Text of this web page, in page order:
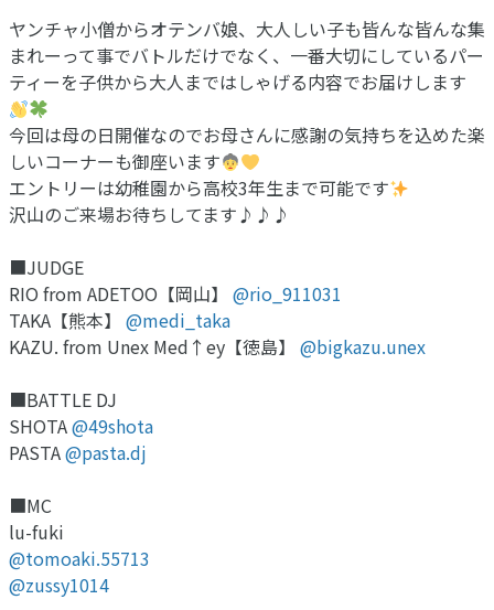
ヤンチャ小僧からオテンバ娘、大人しい子も皆んな皆んな集
まれーって事でバトルだけでなく、一番大切にしているパー
ティーを子供から大人まではしゃげる内容でお届けします
今回は母の日開催なのでお母さんに感謝の気持ちを込めた楽
しいコーナーも御座います
エントリーは幼稚園から高校3年生まで可能です
沢山のご来場お待ちしてます♪♪♪
■JUDGE
RIO from ADETOO【岡山】 @rio_911031
TAKA【熊本】 @medi_taka
KAZU. from Unex Med↑ey【徳島】 @bigkazu.unex
■BATTLE DJ
SHOTA@49shota
PASTA@pasta.dj
■MC
lu-fuki
@tomoaki.55713
@zussy1014